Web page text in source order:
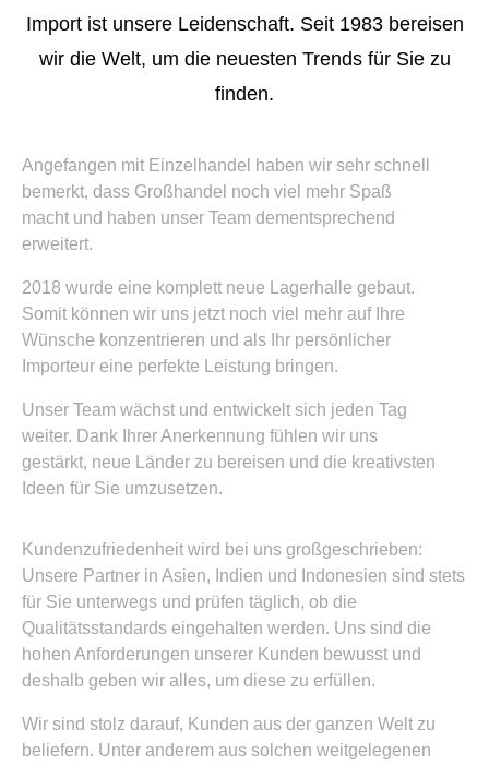
Import ist unsere Leidenschaft. Seit 1983 bereisen
wir die Welt, um die neuesten Trends für Sie zu
finden.
Angefangen mit Einzelhandel haben wir sehr schnell
bemerkt, dass Großhandel noch viel mehr Spaß
macht und haben unser Team dementsprechend
erweitert.
2018 wurde eine komplett neue Lagerhalle gebaut.
Somit können wir uns jetzt noch viel mehr auf Ihre
Wünsche konzentrieren und als Ihr persönlicher
Importeur eine perfekte Leistung bringen.
Unser Team wächst und entwickelt sich jeden Tag
weiter. Dank Ihrer Anerkennung fühlen wir uns
gestärkt, neue Länder zu bereisen und die kreativsten
Ideen für Sie umzusetzen.
Kundenzufriedenheit wird bei uns großgeschrieben:
Unsere Partner in Asien, Indien und Indonesien sind stets
für Sie unterwegs und prüfen täglich, ob die
Qualitätsstandards eingehalten werden. Uns sind die
hohen Anforderungen unserer Kunden bewusst und
deshalb geben wir alles, um diese zu erfüllen.
Wir sind stolz darauf, Kunden aus der ganzen Welt zu
beliefern. Unter anderem aus solchen weitgelegenen